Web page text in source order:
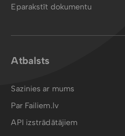
Eparakstīt dokumentu
Atbalsts
Sazinies ar mums
Par Failiem.lv
API izstrādātājiem